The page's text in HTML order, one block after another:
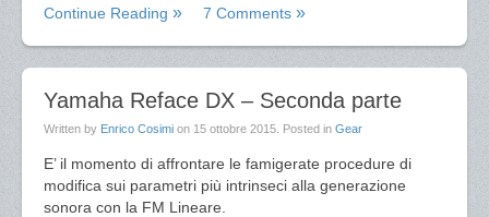
Continue Reading 7 Comments
Yamaha Reface DX – Seconda parte
Written by Enrico Cosimi on 15 ottobre 2015 . Posted in Gear
E’ il momento di affrontare le famigerate procedure di
modifica sui parametri più intrinseci alla generazione
sonora con la FM Lineare.